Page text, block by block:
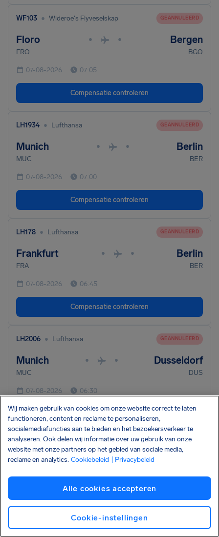
WF103 • Wideroe's Flyveselskap GEANNULEERD
Floro • • Bergen
FRO BGO
07-08-2026 07:05
Compensatie controleren
LH1934 • Lufthansa GEANNULEERD
Munich • • Berlin
MUC BER
07-08-2026 07:00
Compensatie controleren
LH178 • Lufthansa GEANNULEERD
Frankfurt • • Berlin
FRA BER
07-08-2026 06:45
Compensatie controleren
LH2006 • Lufthansa GEANNULEERD
Munich • • Dusseldorf
MUC DUS
07-08-2026 06:30
LH1866 • Lufthansa GEANNULEERD
Compensatie controleren
Wij maken gebruik van cookies om onze website correct te laten
functioneren, content en reclame te personaliseren,
socialemediafuncties aan te bieden en het bezoekersverkeer te
analyseren. Ook delen wij informatie over uw gebruik van onze
website met onze partners op het gebied van sociale media,
reclame en analytics. Cookiebeleid | Privacybeleid
Alle cookies accepteren
Cookie-instellingen